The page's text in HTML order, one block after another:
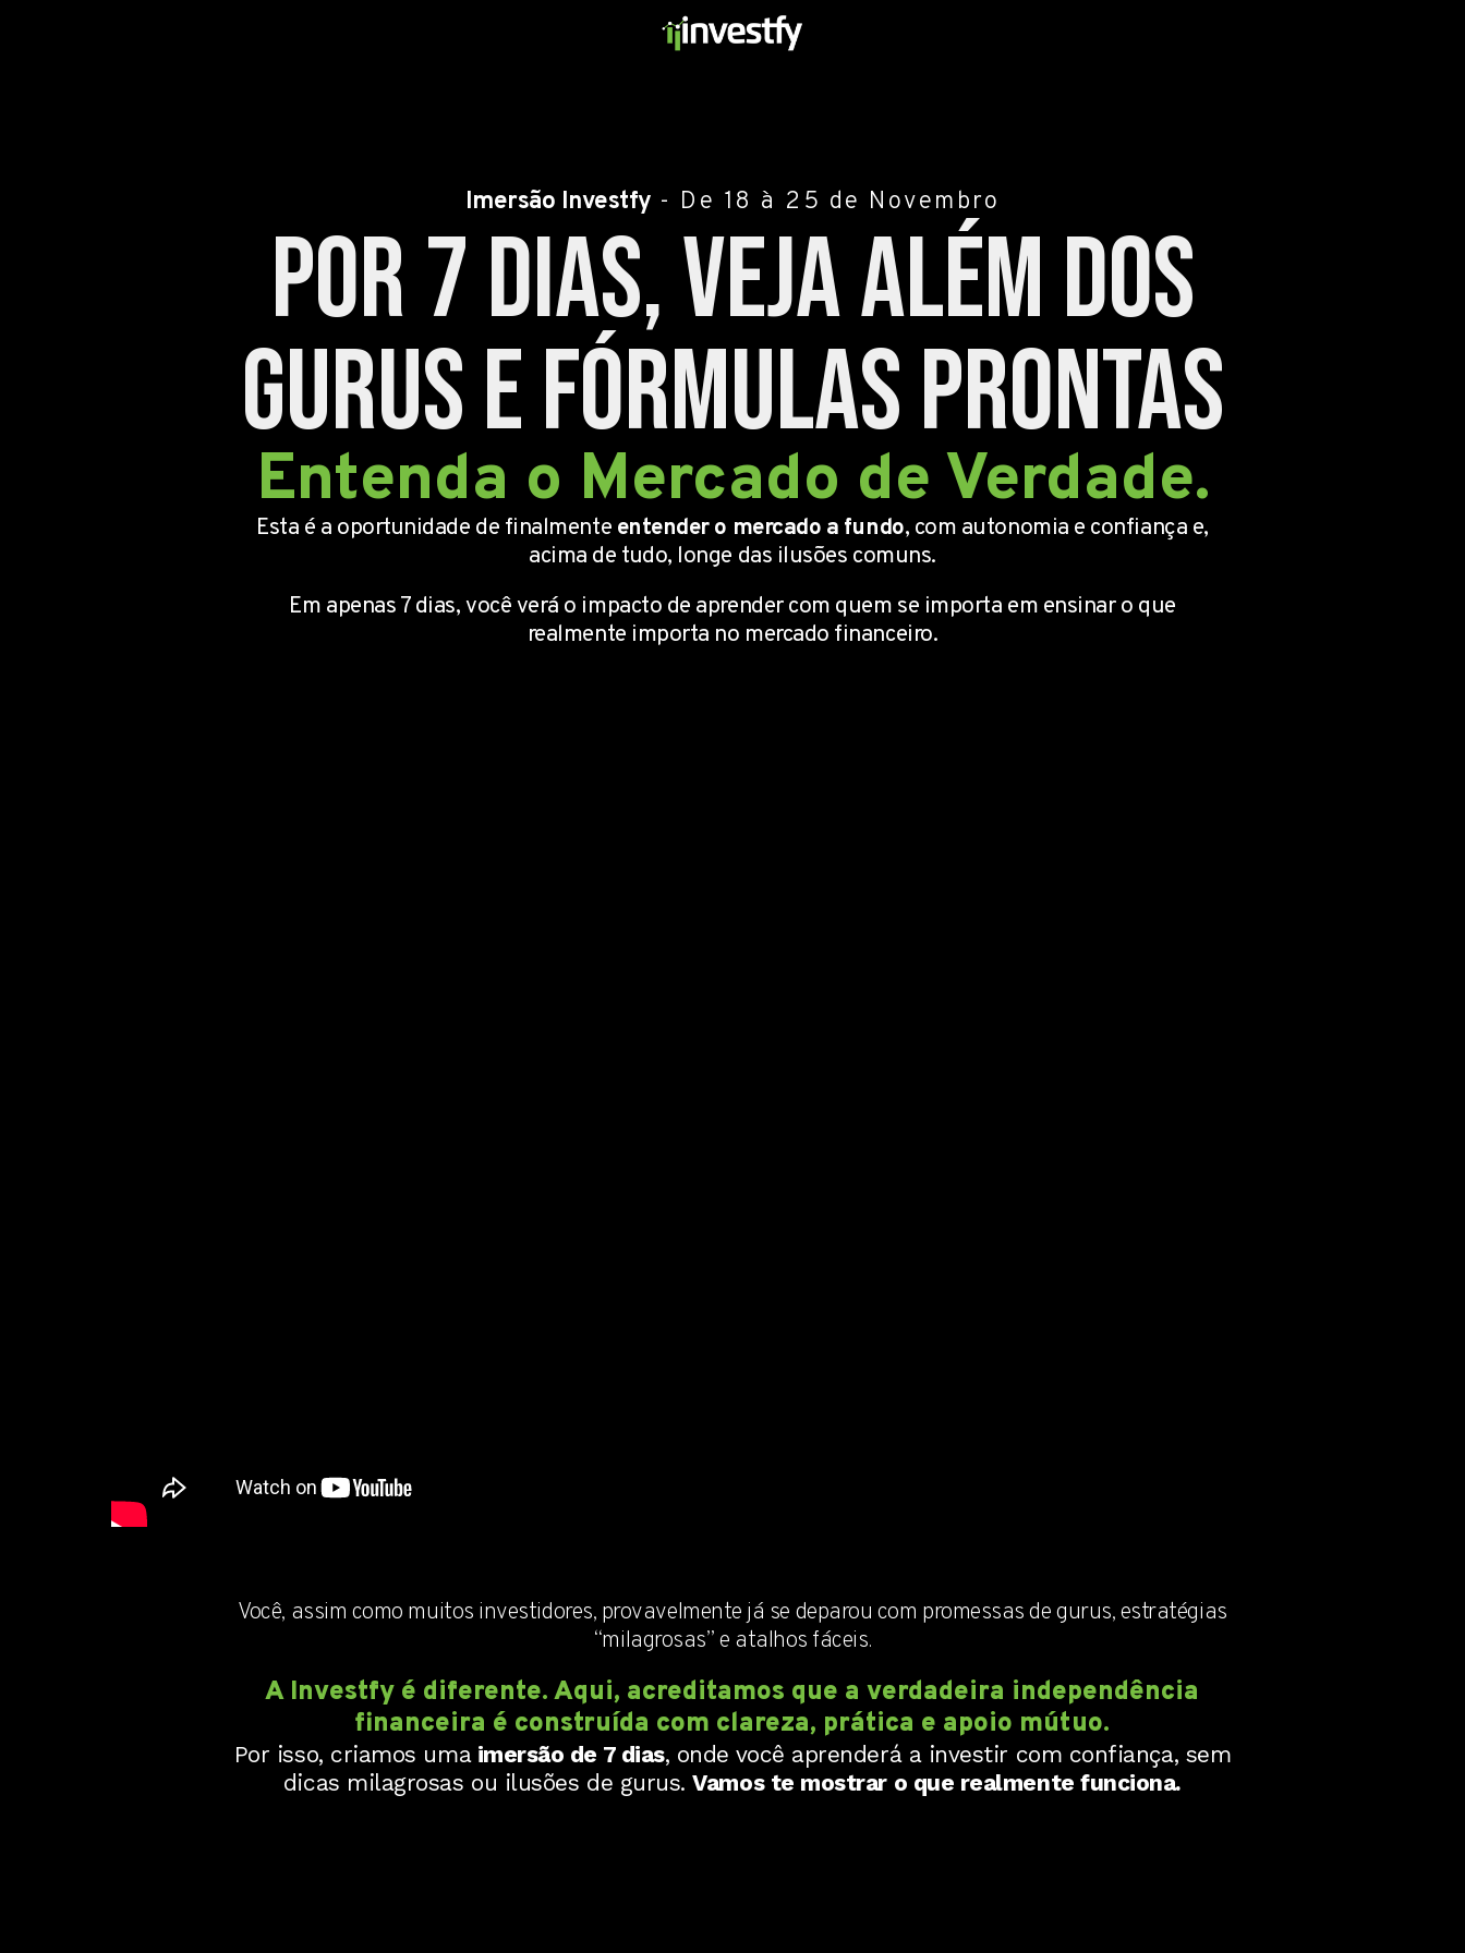
Imersão Investfy - De 18 à 25 de Novembro
por 7 dias, veja além dos
gurus e fórmulas prontas
Entenda o Mercado de Verdade.
Esta é a oportunidade de finalmente entender o mercado a fundo, com autonomia e confiança e,
acima de tudo, longe das ilusões comuns.
Em apenas 7 dias, você verá o impacto de aprender com quem se importa em ensinar o que
realmente importa no mercado financeiro.
Você, assim como muitos investidores, provavelmente já se deparou com promessas de gurus, estratégias
“milagrosas” e atalhos fáceis.
A Investfy é diferente. Aqui, acreditamos que a verdadeira independência
financeira é construída com clareza, prática e apoio mútuo.
Por isso, criamos umaimersão de 7 dias, onde você aprenderá a investir com confiança, sem
dicas milagrosas ou ilusões de gurus.Vamos te mostrar o que realmente funciona.